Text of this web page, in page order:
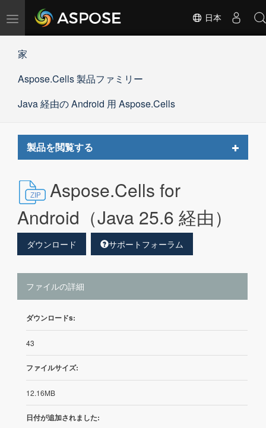
ナ
ー
ョ
日本
家
Aspose.Cells 製品ファミリー
Java 経由の Android 用 Aspose.Cells
製品を閲覧する
Toggle
Aspose.Cells for
Android（Java 25.6 経由）
ダウンロード サポートフォーラム
ファイルの詳細
ダウンロードs:
43
ファイルサイズ:
12.16MB
日付が追加されました: